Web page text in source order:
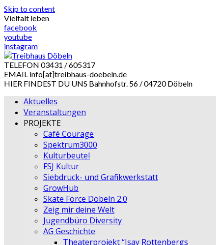
Skip to content
Vielfalt leben
facebook
youtube
instagram
TELEFON 03431 / 605317
EMAIL info[at]treibhaus-doebeln.de
HIER FINDEST DU UNS Bahnhofstr. 56 / 04720 Döbeln
Aktuelles
Veranstaltungen
PROJEKTE
Café Courage
Spektrum3000
Kulturbeutel
FSJ Kultur
Siebdruck- und Grafikwerkstatt
GrowHub
Skate Force Döbeln 2.0
Zeig mir deine Welt
Jugendbüro Diversity
AG Geschichte
Theaterprojekt “Isay Rottenbergs